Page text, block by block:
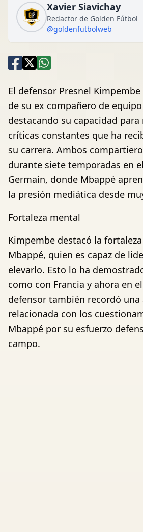
Xavier Siavichay
Redactor de Golden Fútbol
@goldenfutbolweb
El defensor Presnel
de su ex compañero de
destacando su capacidad para
críticas constantes que ha
su carrera. Ambos
durante siete temporadas en
Germain, donde Mbappé
la presión mediática desde
Fortaleza mental
Kimpembe destacó la
Mbappé, quien es capaz de
elevarlo. Esto lo ha
como con Francia y ahora en
defensor también recordó una
relacionada con los
Mbappé por su esfuerzo
campo.